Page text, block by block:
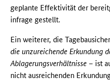
geplante Effektivität der
infrage gestellt.
Ein weiterer, die
die unzureichende Erkundung
Ablagerungsverhältnisse – ist
nicht ausreichenden